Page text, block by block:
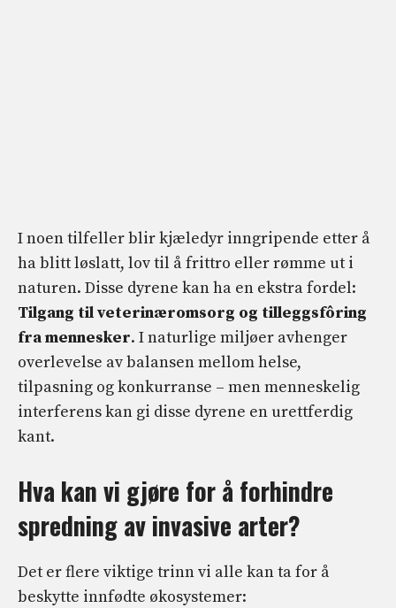
I noen tilfeller blir kjæledyr inngripende etter å
ha blitt løslatt, lov til å frittro eller rømme ut i
naturen. Disse dyrene kan ha en ekstra fordel:
Tilgang til veterinæromsorg og tilleggsfôring
fra mennesker. I naturlige miljøer avhenger
overlevelse av balansen mellom helse,
tilpasning og konkurranse – men menneskelig
interferens kan gi disse dyrene en urettferdig
kant.
Hva kan vi gjøre for å forhindre
spredning av invasive arter?
Det er flere viktige trinn vi alle kan ta for å
beskytte innfødte økosystemer: